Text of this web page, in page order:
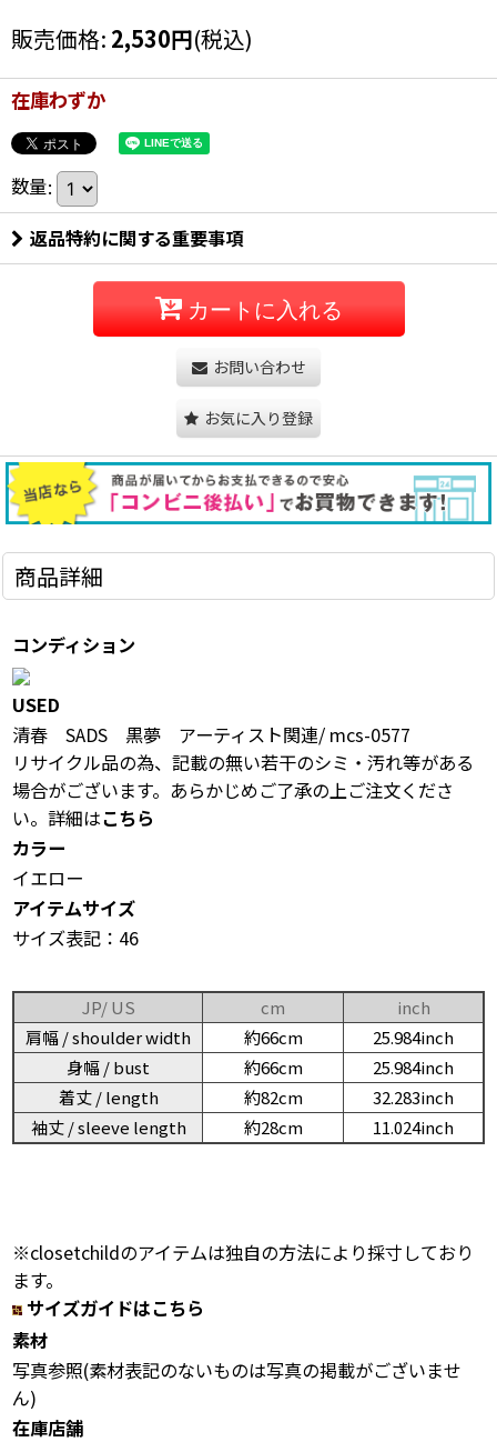
販売価格: 2,530円(税込)
在庫わずか
数量:
返品特約に関する重要事項
カートに入れる
お問い合わせ
お気に入り登録
商品詳細
コンディション
USED
清春 SADS 黒夢 アーティスト関連/ mcs-0577
リサイクル品の為、記載の無い若干のシミ・汚れ等がある
場合がございます。あらかじめご了承の上ご注文くださ
い。詳細はこちら
カラー
イエロー
アイテムサイズ
サイズ表記：46
JP/ US cm
inch
肩幅 / shoulder width
約66cm
25.984inch
身幅 / bust
約66cm
25.984inch
着丈 / length
約82cm
32.283inch
袖丈 / sleeve length
約28cm 11.024inch
※closetchildのアイテムは独自の方法により採寸しており
ます。
サイズガイドはこちら
素材
写真参照(素材表記のないものは写真の掲載がございませ
ん)
在庫店舗